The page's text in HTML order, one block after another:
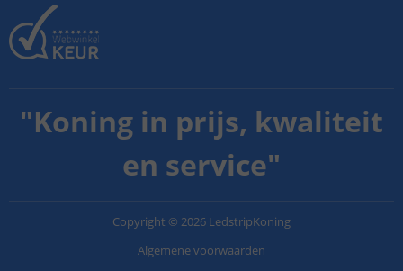
"Koning in prijs, kwaliteit
en service"
Copyright © 2026 LedstripKoning
Algemene voorwaarden